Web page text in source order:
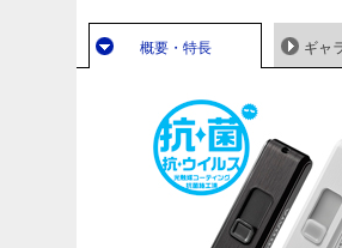
概要・特長 ギャ